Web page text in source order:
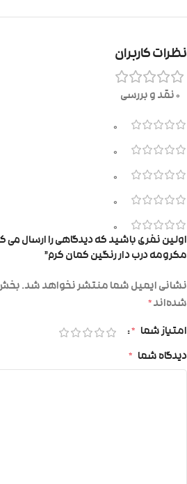
نظرات کاربران
0 نقد و بررسی
0
0
0
0
0
اولین نفری باشید که دیدگاهی را ارسال می
مکرومه درب دار رنگین کمان کرم”
نشانی ایمیل شما منتشر نخواهد شد.
شده‌اند*
امتیاز شما *
دیدگاه شما *